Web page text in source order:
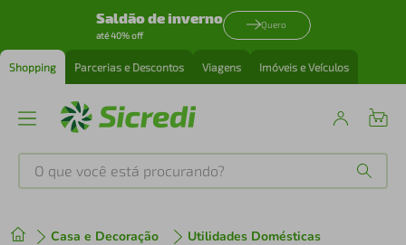
Saldão de inverno
até 40% off
Quero
Shopping Parcerias e Descontos Viagens Imóveis e Veículos
O que você está procurando?
Casa e Decoração
Utilidades Domésticas